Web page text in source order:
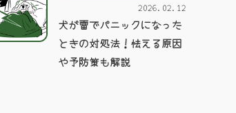
2026.02.12
犬が雷でパニックになった
ときの対処法！怯える原因
や予防策も解説